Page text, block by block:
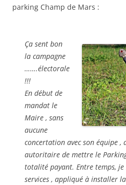
parking Champ de Mars :
Ça sent bon
la campagne
…….électorale
!!!
En début de
mandat le
Maire , sans
aucune
concertation avec son équipe ,
autoritaire de mettre le
totalité payant. Entre temps, je
services , appliqué à installer